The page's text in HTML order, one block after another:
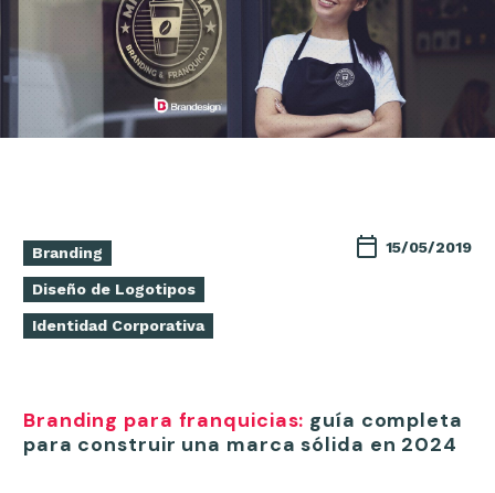
Branding
Diseño de Logotipos
Identidad Corporativa
15/05/2019
Branding para franquicias: guía completa
para construir una marca sólida en 2024